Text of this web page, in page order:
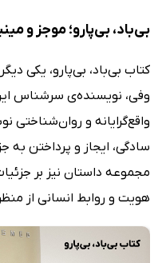
بی‌باد، بی‌پارو؛ موجز و
کتاب بی‌باد، بی‌پارو، یکی
وفی، نویسنده‌ی سرشناس
واقع‌گرایانه و
سادگی، ایجاز و پرداختن
مجموعه داستان نیز بر
هویت و روابط انسانی از